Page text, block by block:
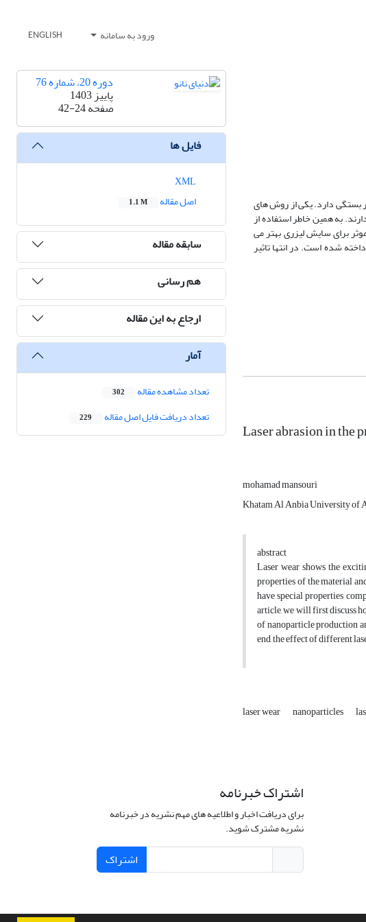
ورود به سامانه ENGLISH
بستگی‌ دارد. یکی‌ از روش‌ های
به‌ همین‌ خاطر استفاده‌ از
برای سایش‌ لیزری بهتر می‌
شده‌ است‌. در انتها تاثیر
Laser abrasion in the
mohamad mansouri
Khatam Al Anbia University of
abstract
Laser wear shows the
properties of the material
have special properties
article, we will first discuss
of nanoparticle production
end, the effect of different
laser wear nanoparticles
دوره 20، شماره 76
پاییز 1403
صفحه42-24
فایل ها
اصل مقاله
1.1 M
سابقه مقاله
هم رسانی
ارجاع به این مقاله
آمار
تعداد مشاهده مقاله 302
تعداد دریافت فایل اصل مقاله 229
اشتراک خبرنامه
برای دریافت اخبار و اطلاعیه های مهم نشریه در خبرنامه
نشریه مشترک شوید.
اشتراک